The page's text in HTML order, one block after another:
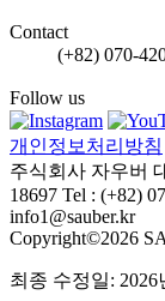
Contact
(+82) 070-
Follow us
개인정보처리방침
주식회사 자우버
18697 Tel : (+82)
info1@sauber.kr
Copyright©2026
최종 수정일: 2026